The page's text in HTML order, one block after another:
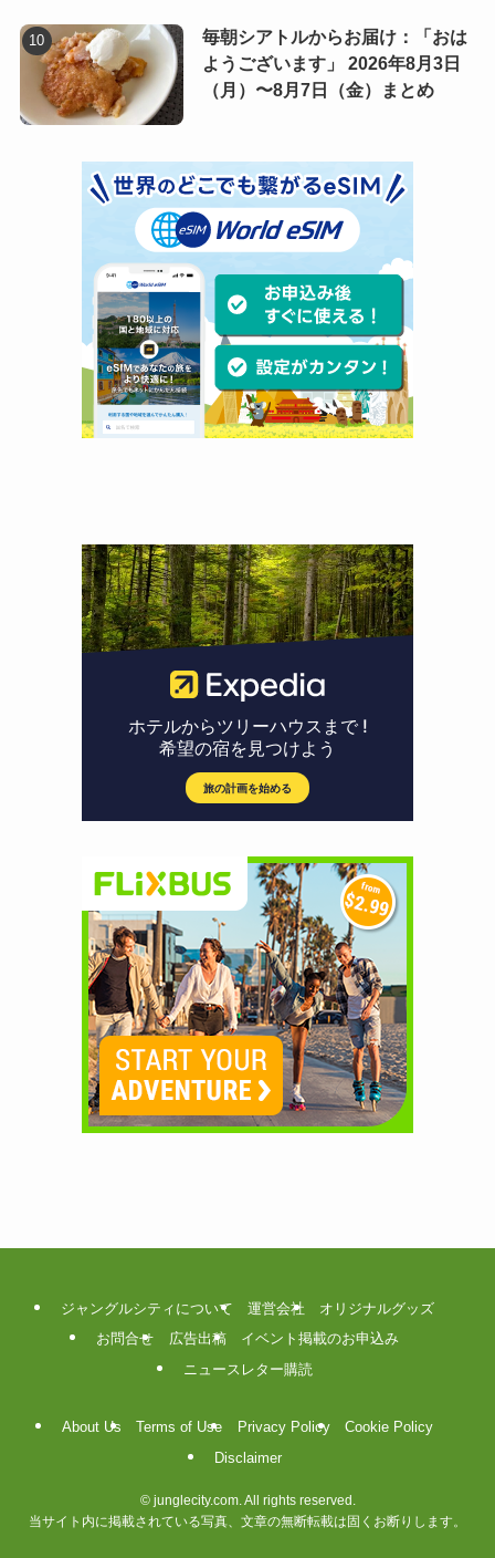
毎朝シアトルからお届け：「おは
ようございます」 2026年8月3日
（月）〜8月7日（金）まとめ
ジャングルシティについて 運営会社
オリジナルグッズ
お問合せ
広告出稿
イベント掲載のお申込み
ニュースレター購読
About Us Terms of Use Privacy Policy
Cookie Policy
Disclaimer
©junglecity.com. All rights reserved.
当サイト内に掲載されている写真、文章の無断転載は固くお断りします。